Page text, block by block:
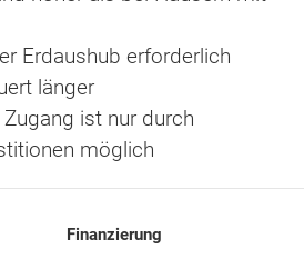
Erdaushub erforderlich
länger
ist nur durch
möglich
Finanzierung